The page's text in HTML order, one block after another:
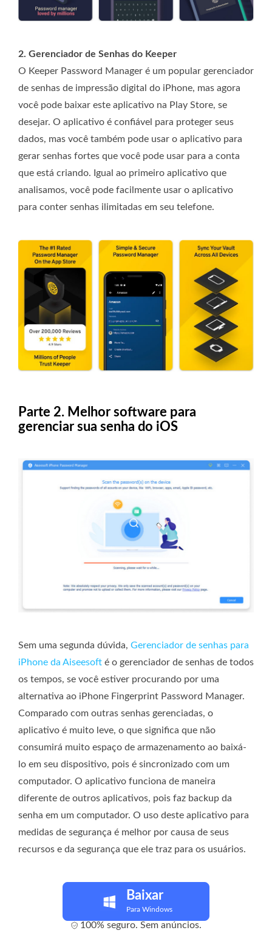
2. Gerenciador de Senhas do Keeper
O Keeper Password Manager é um popular gerenciador
de senhas de impressão digital do iPhone, mas agora
você pode baixar este aplicativo na Play Store, se
desejar. O aplicativo é confiável para proteger seus
dados, mas você também pode usar o aplicativo para
gerar senhas fortes que você pode usar para a conta
que está criando. Igual ao primeiro aplicativo que
analisamos, você pode facilmente usar o aplicativo
para conter senhas ilimitadas em seu telefone.
Parte 2. Melhor software para
gerenciar sua senha do iOS
Sem uma segunda dúvida, Gerenciador de senhas para
iPhone da Aiseesoft é o gerenciador de senhas de todos
os tempos, se você estiver procurando por uma
alternativa ao iPhone Fingerprint Password Manager.
Comparado com outras senhas gerenciadas, o
aplicativo é muito leve, o que significa que não
consumirá muito espaço de armazenamento ao baixá-
lo em seu dispositivo, pois é sincronizado com um
computador. O aplicativo funciona de maneira
diferente de outros aplicativos, pois faz backup da
senha em um computador. O uso deste aplicativo para
medidas de segurança é melhor por causa de seus
recursos e da segurança que ele traz para os usuários.
Baixar
Para Windows
100% seguro. Sem anúncios.